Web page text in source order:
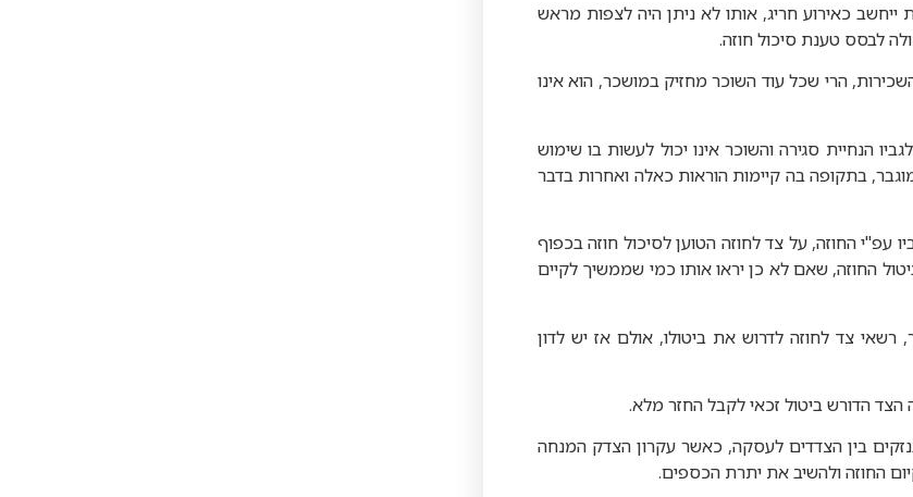
ייחשב כאירוע חריג, אותו לא ניתן היה לצפות מראש
לבסס טענת סיכול חוזה.
הרי שכל עוד השוכר מחזיק במושכר, הוא אינו
הנחיית סגירה והשוכר אינו יכול לעשות בו שימוש
בתקופה בה קיימות הוראות כאלה ואחרות בדבר
עפ"י החוזה, על צד לחוזה הטוען לסיכול חוזה בכפוף
להודיע לצד השני על ביטול החוזה, שאם לא כן יראו אותו כמי שממשיך לקיים
צד לחוזה לדרוש את ביטולו, אולם אז יש לדון
הצד הדורש ביטול זכאי לקבל החזר מלא.
בין הצדדים לעסקה, כאשר עקרון הצדק המנחה
החוזה ולהשיב את יתרת הכספים.